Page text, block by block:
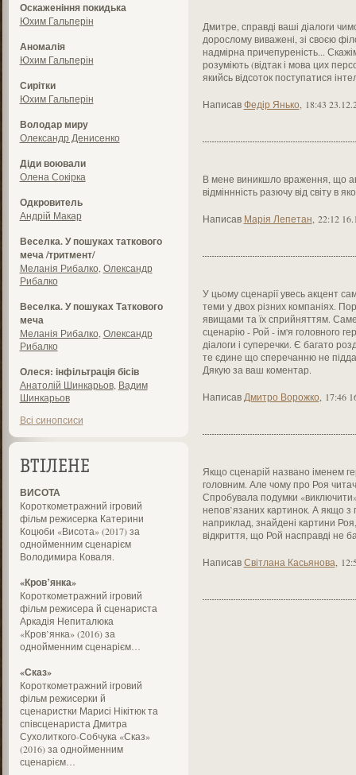
Оскаженіння покидька
Юхим Гальперін
Аномалія
Юхим Гальперін
Сирітки
Юхим Гальперін
Володар миру
Олександр Денисенко
Діди воювали
Олена Сокірка
Одкровитель
Андрій Макар
Веселка. У пошуках таткового
меча /тритмент/
Меланія Рибалко Олександр
Рибалко
Веселка. У пошуках Таткового
меча
Меланія Рибалко Олександр
Рибалко
Олеся: інфільтрація бісів
Анатолій Шинкарьов, Вадим
Шинкарьов
Всі синопсиси
ВТІЛЕНЕ
ВИСОТА
Короткометражний ігровий
фільм режисерка Катерини
Коцюби «Висота» (2017) за
однойменним сценарієм
Володимира Коваля.
«Кров’янка»
Короткометражний ігровий
фільм режисера й сценариста
Аркадія Непиталюка
«Кров’янка» (2016) за
однойменним сценарієм…
«Сказ»
Короткометражний ігровий
фільм режисерки й
сценаристки Марисі Нікітюк та
співсценариста Дмитра
Сухолиткого-Собчука «Сказ»
(2016) за однойменним
сценарієм…
Дмитре, справді ваші діалоги
дорослому виважені, зі своєю
надмірна причепуреність...
розуміють (відтак і мова цих
якийсь відсоток поступатися
НаписавФедір Янько 18:43
В мене виникшло враження, що
відміннність разючу від світу в
Написав Марія Лепетан 22:12
У цьому сценарії увесь акцент
теми у двох різних компаніях.
явищами та їх сприйняттям.
сценарію - Рой - ім'я головного
діалоги і суперечки. Є багато
те єдине що сперечанню не
Дякую за ваш коментар.
Написав Дмитро Ворожко 17:46
Якщо сценарій названо іменем
головним. Але чому про Роя читач
Спробувала подумки
непов’язаних картинок. А якщо з
наприклад, знайдені картини
відкриття, що Рой насправді не
НаписавСвітлана Касьянова